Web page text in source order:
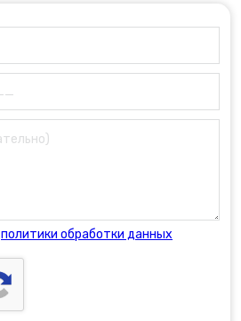
политики обработки данных